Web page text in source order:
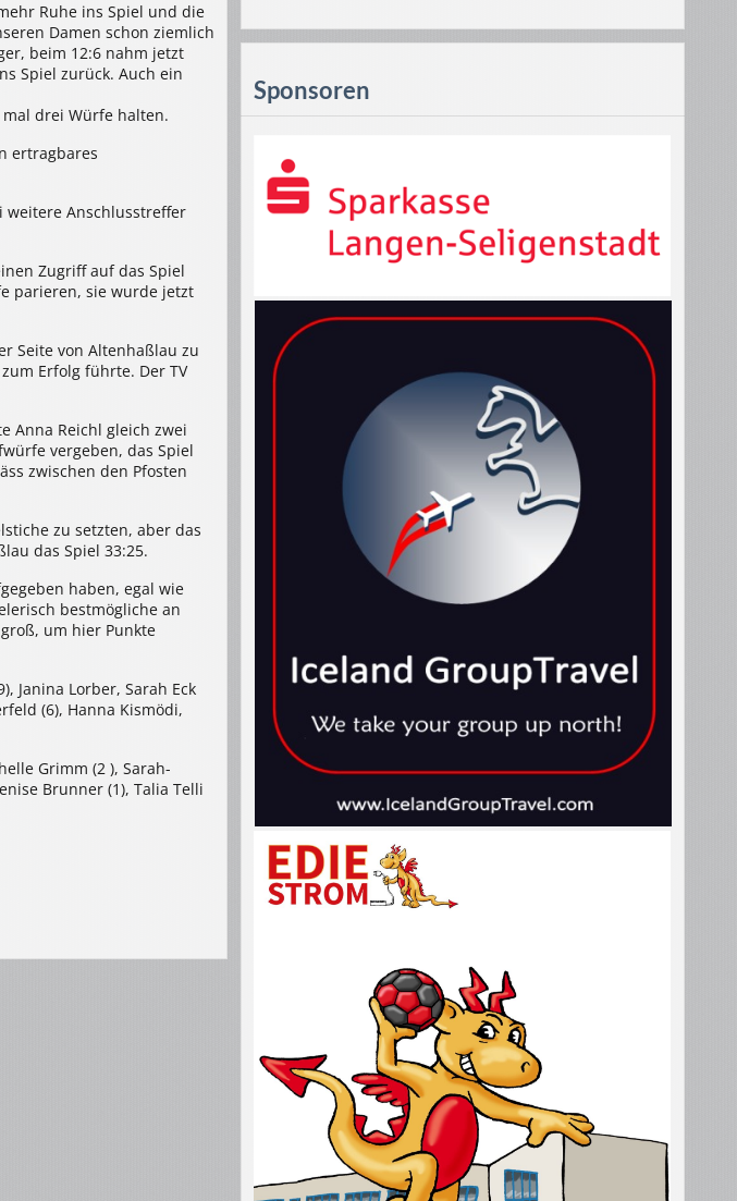
Ruhe ins Spiel und die
Damen schon ziemlich
beim 12:6 nahm jetzt
Spiel zurück. Auch ein
drei Würfe halten.
ertragbares
weitere Anschlusstreffer
Zugriff auf das Spiel
parieren, sie wurde jetzt
Seite von Altenhaßlau zu
Erfolg führte. Der TV
Anna Reichl gleich zwei
vergeben, das Spiel
zwischen den Pfosten
zu setzten, aber das
das Spiel 33:25.
haben, egal wie
bestmögliche an
um hier Punkte
Janina Lorber, Sarah Eck
(6), Hanna Kismödi,
Grimm (2 ), Sarah-
Brunner (1), Talia Telli
Sponsoren